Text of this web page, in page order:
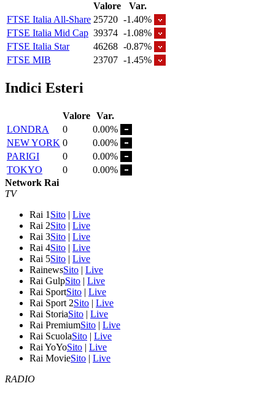
Valore
Var.
FTSE Italia All-Share 25720 -1.40%
FTSE Italia Mid Cap 39374 -1.08%
FTSE Italia Star
46268 -0.87%
FTSE MIB
23707 -1.45%
Indici Esteri
Valore Var.
LONDRA
0
0.00%
NEW YORK 0
0.00%
PARIGI
0
0.00%
TOKYO
0
0.00%
Network Rai
TV
Rai 1 Sito | Live
Rai 2Sito | Live
Rai 3Sito | Live
Rai 4Sito | Live
Rai 5Sito | Live
RainewsSito | Live
Rai GulpSito | Live
Rai SportSito | Live
Rai Sport 2Sito | Live
Rai StoriaSito | Live
Rai PremiumSito | Live
Rai ScuolaSito | Live
Rai YoYoSito | Live
Rai MovieSito | Live
RADIO